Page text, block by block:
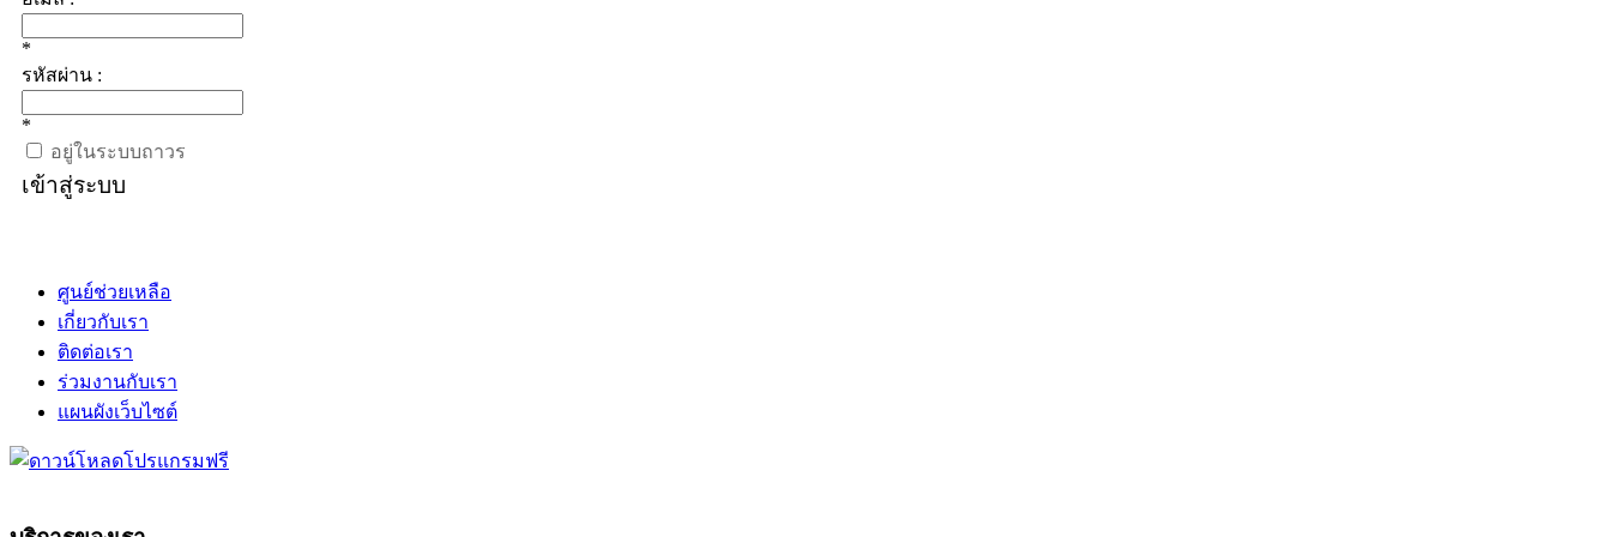
*
รหัสผ่าน :
*
อยู่ในระบบถาวร
เข้าสู่ระบบ
ศูนย์ช่วยเหลือ
เกี่ยวกับเรา
ติดต่อเรา
ร่วมงานกับเรา
แผนผังเว็บไซต์